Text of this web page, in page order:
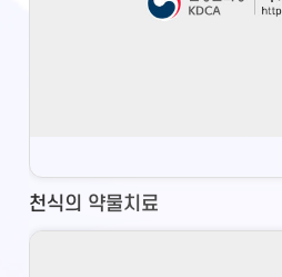
천식의 약물치료